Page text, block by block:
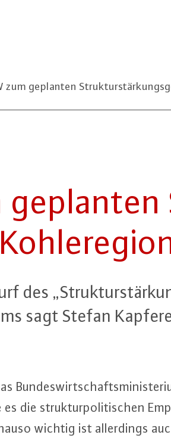
zum geplanten
des
sagt Stefan
die struk­tur­po­li­ti­schen
wichtig ist al­ler­dings